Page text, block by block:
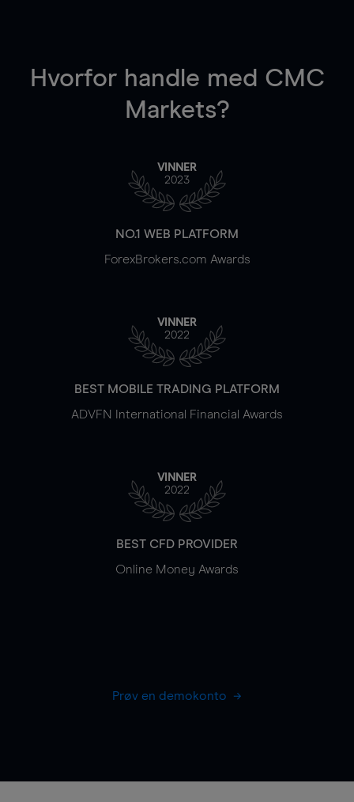
Hvorfor handle med CMC
Markets?
VINNER
2023
NO.1 WEB PLATFORM
ForexBrokers.com Awards
VINNER
2022
BEST MOBILE TRADING PLATFORM
ADVFN International Financial Awards
VINNER
2022
BEST CFD PROVIDER
Online Money Awards
Prøv en demokonto